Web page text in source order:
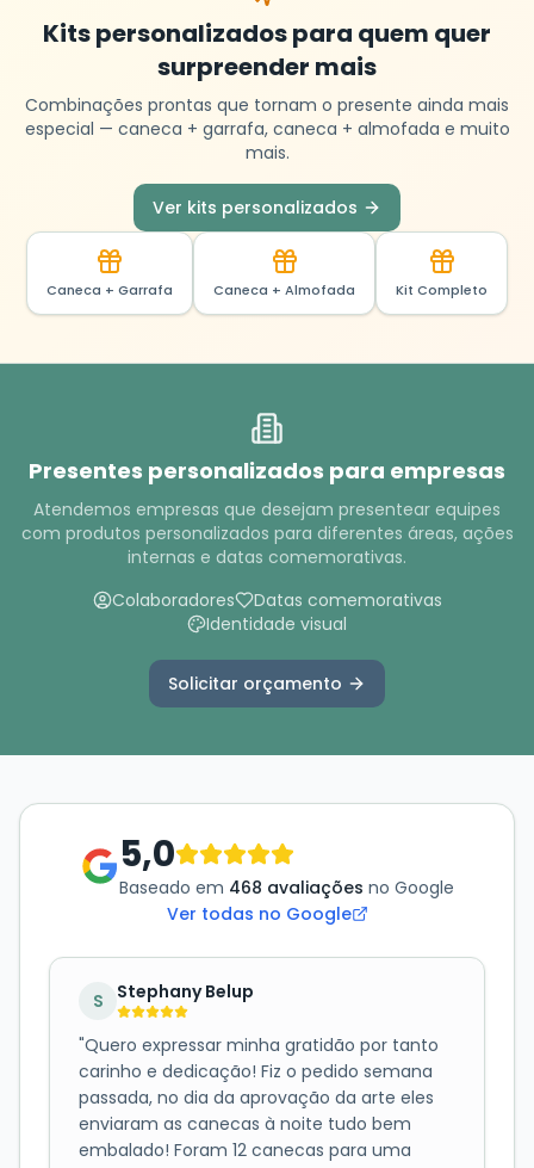
Kits personalizados para quem quer
surpreender mais
Combinações prontas que tornam o presente ainda mais
especial — caneca + garrafa, caneca + almofada e muito
mais.
Ver kits personalizados
Caneca + Garrafa Caneca + Almofada Kit Completo
Presentes personalizados para empresas
Atendemos empresas que desejam presentear equipes
com produtos personalizados para diferentes áreas, ações
internas e datas comemorativas.
Colaboradores
Datas comemorativas
Identidade visual
Solicitar orçamento
5,0
Baseado em 468 avaliações no Google
Ver todas no Google
S Stephany Belup
"Quero expressar minha gratidão por tanto
carinho e dedicação! Fiz o pedido semana
passada, no dia da aprovação da arte eles
enviaram as canecas à noite tudo bem
embalado! Foram 12 canecas para uma